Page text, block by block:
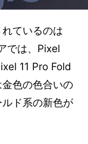
ているのは
では、Pixel
11 Pro Fold
色の色合いの
ド系の新色が